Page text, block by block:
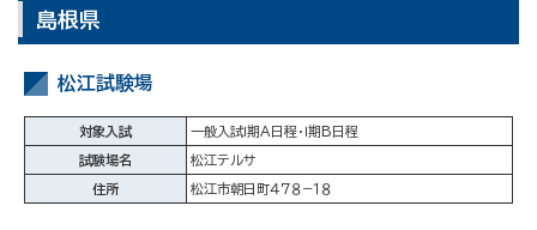
島根県
松江試験場
対象入試 一般入試Ⅰ期A日程・Ⅰ期B日程
試験場名 松江テルサ
住所 松江市朝日町４７８−１８